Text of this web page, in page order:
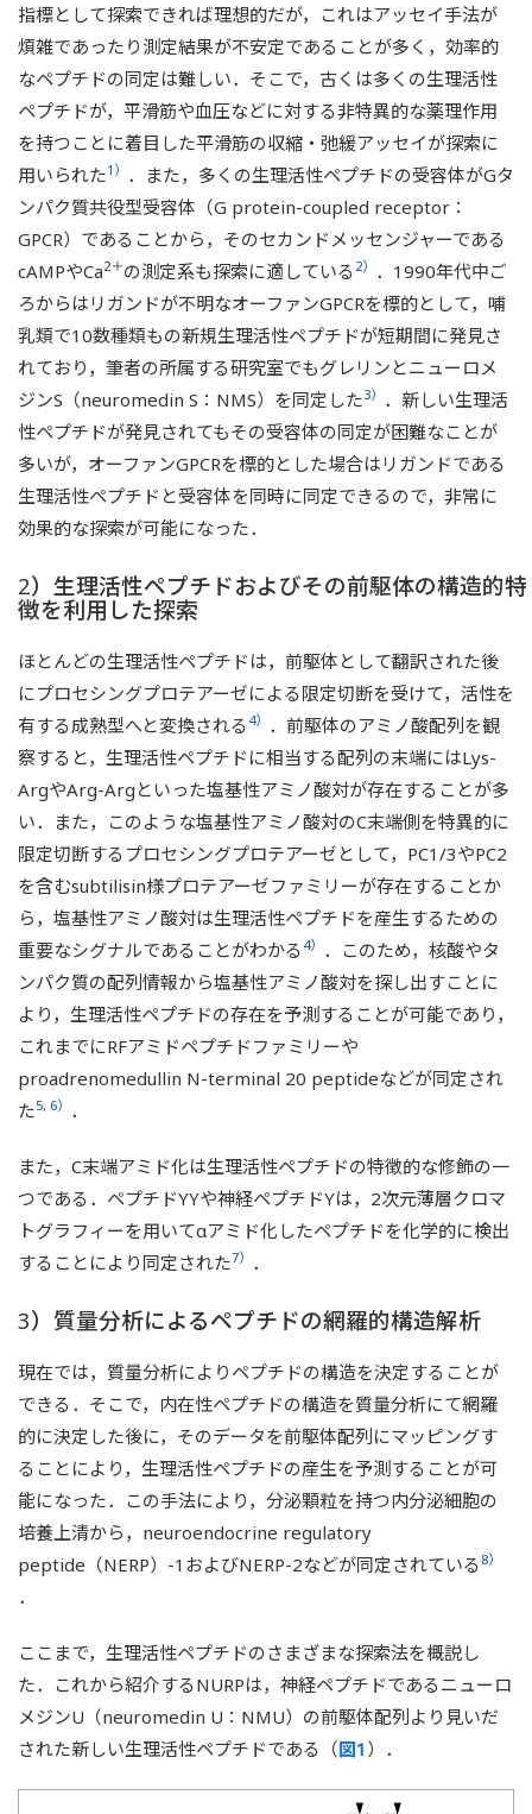
指標として探索できれば理想的だが，これはアッセイ手法が
煩雑であったり測定結果が不安定であることが多く，効率的
なペプチドの同定は難しい．そこで，古くは多くの生理活性
ペプチドが，平滑筋や血圧などに対する非特異的な薬理作用
を持つことに着目した平滑筋の収縮・弛緩アッセイが探索に
用いられた1） ．また，多くの生理活性ペプチドの受容体がGタ
ンパク質共役型受容体（G protein-coupled receptor：
GPCR）であることから，そのセカンドメッセンジャーである
cAMPやCa2＋の測定系も探索に適している 2） ．1990年代中ご
ろからはリガンドが不明なオーファンGPCRを標的として，哺
乳類で10数種類もの新規生理活性ペプチドが短期間に発見さ
れており，筆者の所属する研究室でもグレリンとニューロメ
ジンS（neuromedin S：NMS）を同定した3） ．新しい生理活
性ペプチドが発見されてもその受容体の同定が困難なことが
多いが，オーファンGPCRを標的とした場合はリガンドである
生理活性ペプチドと受容体を同時に同定できるので，非常に
効果的な探索が可能になった．
2）生理活性ペプチドおよびその前駆体の構造的特
徴を利用した探索
ほとんどの生理活性ペプチドは，前駆体として翻訳された後
にプロセシングプロテアーゼによる限定切断を受けて，活性を
有する成熟型へと変換される 4） ．前駆体のアミノ酸配列を観
察すると，生理活性ペプチドに相当する配列の末端にはLys-
ArgやArg-Argといった塩基性アミノ酸対が存在することが多
い．また，このような塩基性アミノ酸対のC末端側を特異的に
限定切断するプロセシングプロテアーゼとして，PC1/3やPC2
を含むsubtilisin様プロテアーゼファミリーが存在することか
ら，塩基性アミノ酸対は生理活性ペプチドを産生するための
重要なシグナルであることがわかる 4） ．このため，核酸やタ
ンパク質の配列情報から塩基性アミノ酸対を探し出すことに
より，生理活性ペプチドの存在を予測することが可能であり，
これまでにRFアミドペプチドファミリーや
proadrenomedullin N-terminal 20 peptideなどが同定され
た5, 6） ．
また，C末端アミド化は生理活性ペプチドの特徴的な修飾の一
つである．ペプチドYYや神経ペプチドYは，2次元薄層クロマ
トグラフィーを用いてαアミド化したペプチドを化学的に検出
することにより同定された7） ．
3）質量分析によるペプチドの網羅的構造解析
現在では，質量分析によりペプチドの構造を決定することが
できる．そこで，内在性ペプチドの構造を質量分析にて網羅
的に決定した後に，そのデータを前駆体配列にマッピングす
ることにより，生理活性ペプチドの産生を予測することが可
能になった．この手法により，分泌顆粒を持つ内分泌細胞の
培養上清から，neuroendocrine regulatory
peptide（NERP）-1およびNERP-2などが同定されている 8）
．
ここまで，生理活性ペプチドのさまざまな探索法を概説し
た．これから紹介するNURPは，神経ペプチドであるニューロ
メジンU（neuromedin U：NMU）の前駆体配列より見いだ
された新しい生理活性ペプチドである（図1 ）．